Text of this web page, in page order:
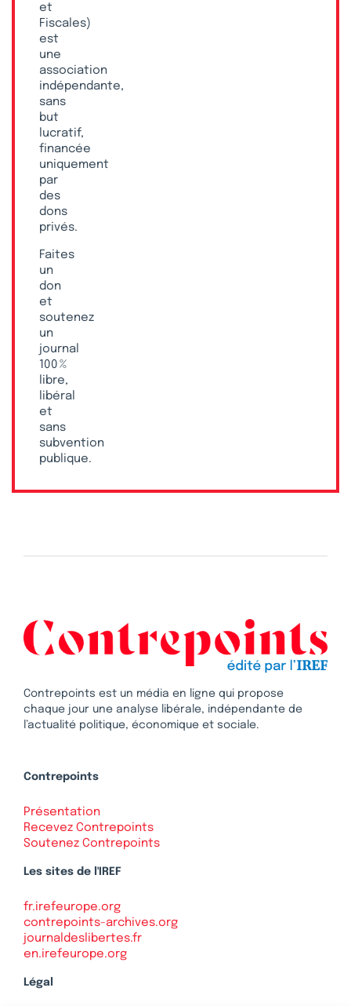
et
Fiscales)
est
une
association
indépendante,
sans
but
lucratif,
financée
uniquement
par
des
dons
privés.
Faites
un
don
et
soutenez
un
journal
100 %
libre,
libéral
et
sans
subvention
publique.
Contrepoints est un média en ligne qui propose
chaque jour une analyse libérale, indépendante de
l’actualité politique, économique et sociale.
Contrepoints
Présentation
Recevez Contrepoints
Soutenez Contrepoints
Les sites de l'IREF
fr.irefeurope.org
contrepoints-archives.org
journaldeslibertes.fr
en.irefeurope.org
Légal